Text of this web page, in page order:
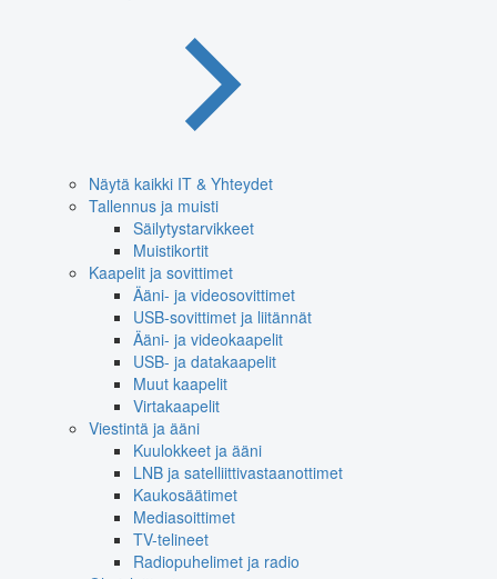
Näytä kaikki IT & Yhteydet
Tallennus ja muisti
Säilytystarvikkeet
Muistikortit
Kaapelit ja sovittimet
Ääni- ja videosovittimet
USB-sovittimet ja liitännät
Ääni- ja videokaapelit
USB- ja datakaapelit
Muut kaapelit
Virtakaapelit
Viestintä ja ääni
Kuulokkeet ja ääni
LNB ja satelliittivastaanottimet
Kaukosäätimet
Mediasoittimet
TV-telineet
Radiopuhelimet ja radio